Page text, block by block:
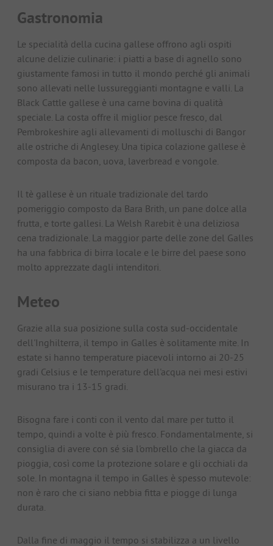
Gastronomia
Le specialità della cucina gallese offrono agli ospiti
alcune delizie culinarie: i piatti a base di agnello sono
giustamente famosi in tutto il mondo perché gli animali
sono allevati nelle lussureggianti montagne e valli. La
Black Cattle gallese è una carne bovina di qualità
speciale. La costa offre il miglior pesce fresco, dal
Pembrokeshire agli allevamenti di molluschi di Bangor
alle ostriche di Anglesey. Una tipica colazione gallese è
composta da bacon, uova, laverbread e vongole.
Il tè gallese è un rituale tradizionale del tardo
pomeriggio composto da Bara Brith, un pane dolce alla
frutta, e torte gallesi. La Welsh Rarebit è una deliziosa
cena tradizionale. La maggior parte delle zone del Galles
ha una fabbrica di birra locale e le birre del paese sono
molto apprezzate dagli intenditori.
Meteo
Grazie alla sua posizione sulla costa sud-occidentale
dell'Inghilterra, il tempo in Galles è solitamente mite. In
estate si hanno temperature piacevoli intorno ai 20-25
gradi Celsius e le temperature dell'acqua nei mesi estivi
misurano tra i 13-15 gradi.
Bisogna fare i conti con il vento dal mare per tutto il
tempo, quindi a volte è più fresco. Fondamentalmente, si
consiglia di avere con sé sia l'ombrello che la giacca da
pioggia, così come la protezione solare e gli occhiali da
sole. In montagna il tempo in Galles è spesso mutevole:
non è raro che ci siano nebbia fitta e piogge di lunga
durata.
Dalla fine di maggio il tempo si stabilizza a un livello